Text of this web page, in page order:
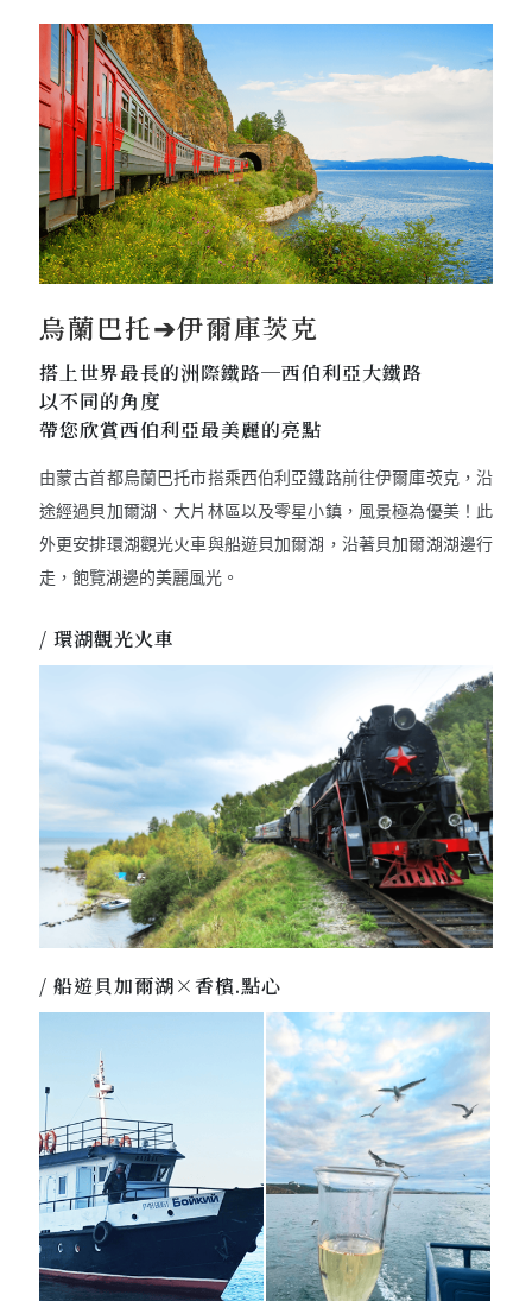
烏蘭巴托➔伊爾庫茨克
搭上世界最長的洲際鐵路─西伯利亞大鐵路
以不同的角度
帶您欣賞西伯利亞最美麗的亮點
由蒙古首都烏蘭巴托市搭乘西伯利亞鐵路前往伊爾庫茨克，沿
途經過貝加爾湖、大片林區以及零星小鎮，風景極為優美！此
外更安排環湖觀光火車與船遊貝加爾湖，沿著貝加爾湖湖邊行
走，飽覽湖邊的美麗風光。
/ 環湖觀光火車
/ 船遊貝加爾湖×香檳.點心